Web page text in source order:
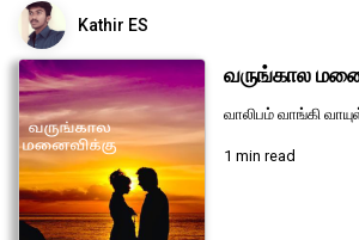
Kathir ES
வருங்கால
வாலிபம் வாங்கி
1 min read